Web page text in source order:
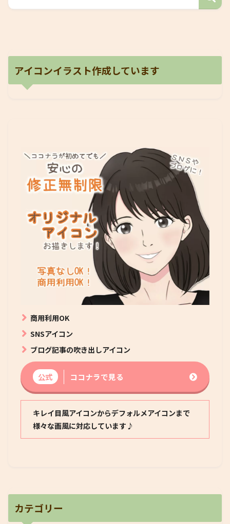
アイコンイラスト作成しています
商用利用OK
SNSアイコン
ブログ記事の吹き出しアイコン
公式 ココナラで見る
キレイ目風アイコンからデフォルメアイコンまで
様々な画風に対応しています♪
カテゴリー